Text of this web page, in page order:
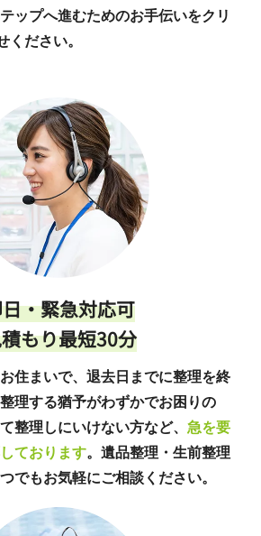
ップへ進むためのお手伝いをクリ
ください。
・緊急対応可
もり最短30分
住まいで、退去日までに整理を終
理する猶予がわずかでお困りの
整理しにいけない方など、 急を要
ております。遺品整理・生前整理
でもお気軽にご相談ください。